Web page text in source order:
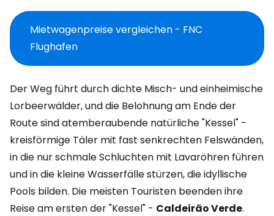
Mietwagenpreise vergleichen - FNC
Flughafen
Der Weg führt durch dichte Misch- und einheimische
Lorbeerwälder, und die Belohnung am Ende der
Route sind atemberaubende natürliche "Kessel" -
kreisförmige Täler mit fast senkrechten Felswänden,
in die nur schmale Schluchten mit Lavaröhren führen
und in die kleine Wasserfälle stürzen, die idyllische
Pools bilden. Die meisten Touristen beenden ihre
Reise am ersten der "Kessel" - Caldeirão Verde.